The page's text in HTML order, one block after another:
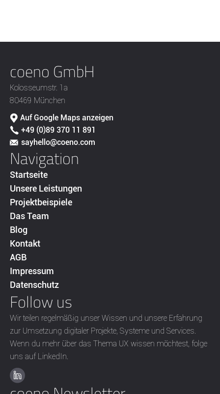
coeno GmbH
Kolosseumstr. 1a
80469 München
Auf Google Maps anzeigen
+49 (0)89 370 11 891
sayhello@coeno.com
Navigation
Startseite
Unsere Leistungen
Projektbeispiele
Das Team
Blog
Kontakt
AGB
Impressum
Datenschutz
Follow us
Wir teilen regelmäßig unser Wissen und unsere Erfahrung
zur Umsetzung digitaler Projekte, Systeme und Services.
Wenn du mehr über das Thema UX wissen möchtest, folge
uns auf LinkedIn.